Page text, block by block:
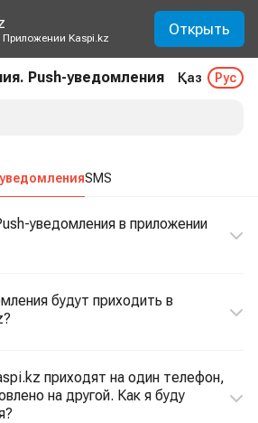
Приложении Kaspi.kz Открыть
Push-уведомления Қаз Рус
SMS
уведомления в приложении
будут приходить в
приходят на один телефон,
на другой. Как я буду